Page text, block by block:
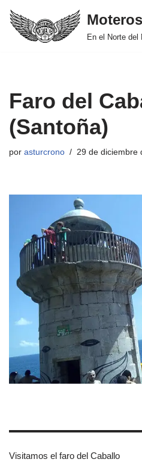
Saltar
En el Norte del
Faro del
(Santoña)
por asturcrono 29 de diciembre
Visitamos el faro del Caballo